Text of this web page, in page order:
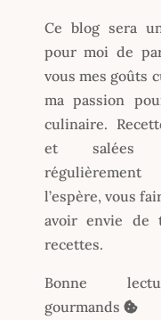
Ce blog sera
pour moi de
vous mes goûts
ma passion
culinaire.
et salées
l’espère, vous
avoir envie de
recettes.
Bonne
gourmands